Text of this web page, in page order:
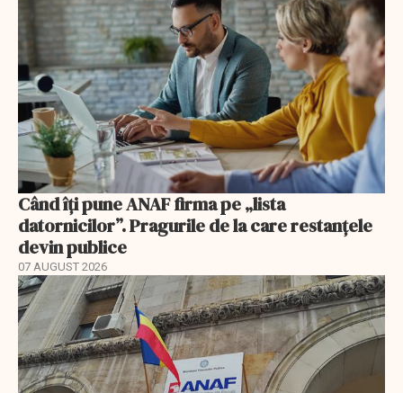
Când îți pune ANAF firma pe „lista
datornicilor”. Pragurile de la care restanțele
devin publice
07 AUGUST 2026